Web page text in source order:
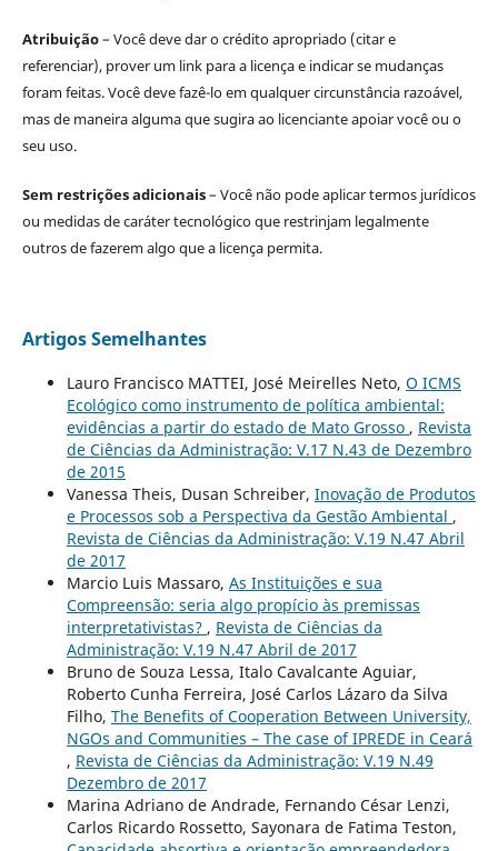
Atribuição– Você deve dar o crédito apropriado (citar e
referenciar), prover um link para a licença e indicar se mudanças
foram feitas. Você deve fazê-lo em qualquer circunstância razoável,
mas de maneira alguma que sugira ao licenciante apoiar você ou o
seu uso.
Sem restrições adicionais– Você não pode aplicar termos jurídicos
ou medidas de caráter tecnológico que restrinjam legalmente
outros de fazerem algo que a licença permita.
Artigos Semelhantes
Lauro Francisco MATTEI, José Meirelles Neto, O ICMS
Ecológico como instrumento de política ambiental:
evidências a partir do estado de Mato Grosso , Revista
de Ciências da Administração: V.17 N.43 de Dezembro
de 2015
Vanessa Theis, Dusan Schreiber, Inovação de Produtos
e Processos sob a Perspectiva da Gestão Ambiental ,
Revista de Ciências da Administração: V.19 N.47 Abril
de 2017
Marcio Luis Massaro, As Instituições e sua
Compreensão: seria algo propício às premissas
interpretativistas? , Revista de Ciências da
Administração: V.19 N.47 Abril de 2017
Bruno de Souza Lessa, Italo Cavalcante Aguiar,
Roberto Cunha Ferreira, José Carlos Lázaro da Silva
Filho, The Benefits of Cooperation Between University,
NGOs and Communities – The case of IPREDE in Ceará
, Revista de Ciências da Administração: V.19 N.49
Dezembro de 2017
Marina Adriano de Andrade, Fernando César Lenzi,
Carlos Ricardo Rossetto, Sayonara de Fatima Teston,